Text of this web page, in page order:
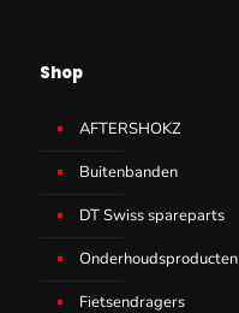
Shop
AFTERSHOKZ
Buitenbanden
DT Swiss spareparts
Onderhoudsproducten
Fietsendragers